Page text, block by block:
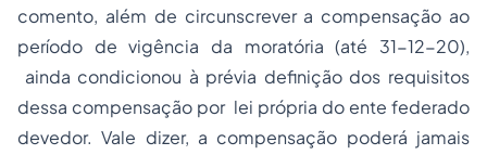
comento, além de circunscrever a compensação ao
período de vigência da moratória (até 31-12-20),
ainda condicionou à prévia definição dos requisitos
dessa compensação por lei própria do ente federado
devedor. Vale dizer, a compensação poderá jamais